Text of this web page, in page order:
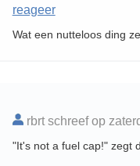
reageer
Wat een nutteloos ding
rbrt schreef op
"It's not a fuel cap!" zegt